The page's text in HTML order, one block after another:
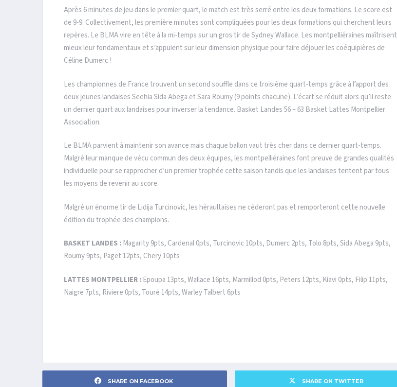
Après 6 minutes de jeu dans le premier quart, le match est très serré entre les deux formations. Le score est
de 9-9. Collectivement, les première minutes sont compliquées pour les deux formations qui cherchent leurs
repères. Le BLMA vire en tête à la mi-temps sur un gros tir de Sydney Wallace. Les montpelliéraines maîtrisent
mieux leur fondamentaux et s’appuient sur leur dimension physique pour faire déjouer les coéquipières de
Céline Dumerc !
Les championnes de France trouvent un second souffle dans ce troisième quart-temps grâce à l’apport des
deux jeunes landaises Seehia Sida Abega et Sara Roumy (9 points chacune). L’écart se réduit alors qu’il reste
un dernier quart aux landaises pour inverser la tendance. Basket Landes 56 – 63 Basket Lattes Montpellier
Association.
Le BLMA parvient à maintenir son avance mais chaque ballon vaut très cher dans ce dernier quart-temps.
Malgré leur manque de vécu commun des deux équipes, les montpelliéraines font preuve de grandes qualités
individuelle pour se rapprocher d’un premier trophée cette saison tandis que les landaises tentent par tous
les moyens de revenir au score.
Malgré un énorme tir de Lidija Turcinovic, les héraultaises ne céderont pas et remporteront cette nouvelle
édition du trophée des champions.
BASKET LANDES : Magarity 9pts, Cardenal 0pts, Turcinovic 10pts, Dumerc 2pts, Tolo 8pts, Sida Abega 9pts,
Roumy 9pts, Paget 12pts, Chery 10pts
LATTES MONTPELLIER : Epoupa 13pts, Wallace 16pts, Marmillod 0pts, Peters 12pts, Kiavi 0pts, Filip 11pts,
Naigre 7pts, Riviere 0pts, Touré 14pts, Warley Talbert 6pts
SHARE ON FACEBOOK SHARE ON TWITTER